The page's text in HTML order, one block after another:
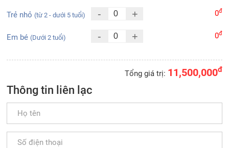
Trẻ nhỏ(từ 2 - dưới 5 tuổi) - + 0đ
Em bé(Dưới 2 tuổi) - + 0đ
Tổng giá trị: 11,500,000đ
Thông tin liên lạc